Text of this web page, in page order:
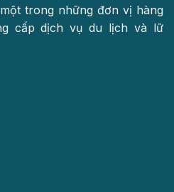
trong những đơn vị hàng
cấp dịch vụ du lịch và lữ